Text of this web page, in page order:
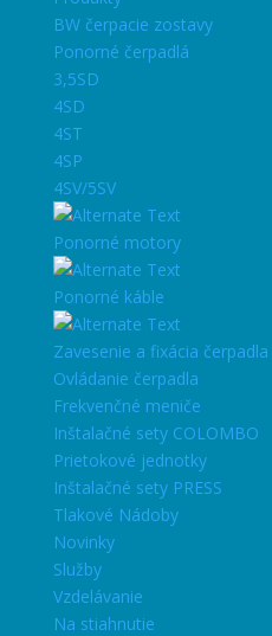
BW čerpacie zostavy
Ponorné čerpadlá
3,5SD
4SD
4ST
4SP
4SV/5SV
Ponorné motory
Ponorné káble
Zavesenie a fixácia čerpadla
Ovládanie čerpadla
Frekvenčné meniče
Inštalačné sety COLOMBO
Prietokové jednotky
Inštalačné sety PRESS
Tlakové Nádoby
Novinky
Služby
Vzdelávanie
Na stiahnutie